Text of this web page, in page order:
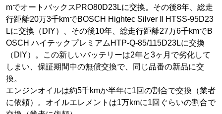
mでオートバックスPRO80D23Lに交換。その後8年、総走
行距離20万3千kmでBOSCH Hightec Silver Ⅱ HTSS-95D23
Lに交換（DIY）、その後10年、総走行距離27万6千kmでB
OSCH ハイテックプレミアムHTP-Q-85/115D23Lに交換
（DIY）。この新しいバッテリーは2年と3ヶ月で劣化して
しまい、保証期間中の無償交換で、同じ品番の新品に交
換。
エンジンオイルは約5千kmか半年に1回の割合で交換（業者
に依頼）。オイルエレメントは1万kmに1回ぐらいの割合で